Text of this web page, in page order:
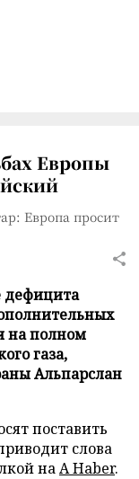
Европы
Европа просит
дефицита
на полном
газа,
Альпарслан
поставить
слова
наA Haber.